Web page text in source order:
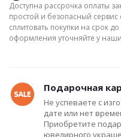
Доступна рассрочка оплаты
простой и безопасный
сплитовать покупки на срок
оформления уточняйте у
Подарочная
Не успеваете с
дате или нет
Приобретите
ювелирного